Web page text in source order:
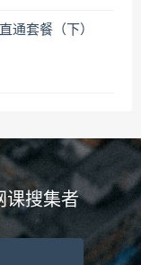
通套餐（下）
课搜集者